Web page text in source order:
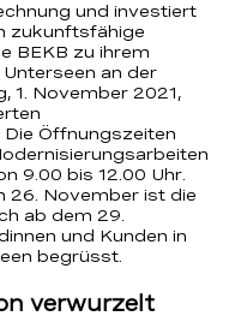
und investiert
zukunftsfähige
BEKB zu ihrem
an der
1. November 2021,
Öffnungszeiten
9.00 bis 12.00 Uhr.
26. November ist die
ab dem 29.
und Kunden in
begrüsst.
verwurzelt